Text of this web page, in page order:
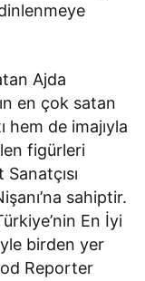
Ajda
en çok satan
hem de imajıyla
figürleri
sahiptir.
En İyi
birden yer
Reporter